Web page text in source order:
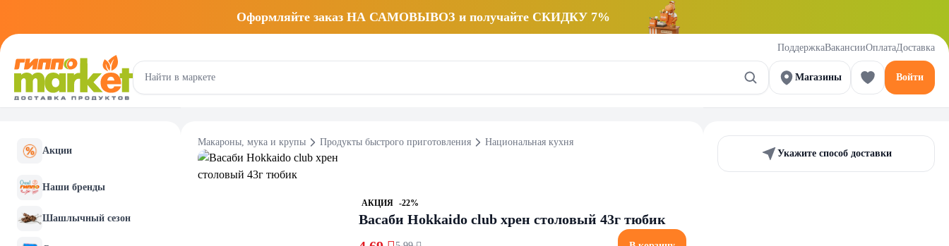
Оформляйте заказ НА САМОВЫВОЗ и получайте СКИДКУ 7%
ПоддержкаВакансииОплатаДоставка
Магазины Войти
Акции
Наши бренды
Шашлычный сезон
Макароны, мука и крупы Продукты быстрого приготовления Национальная кухня
АКЦИЯ -22%
Васаби Hokkaido club хрен столовый 43г тюбик
Укажите способ доставки